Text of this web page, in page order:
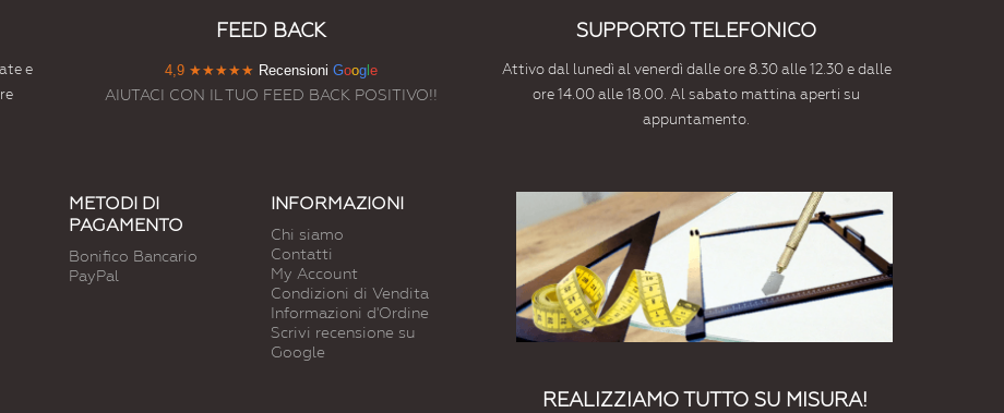
e
FEED BACK
4,9 ★★★★★ Recensioni Googl e
AIUTACI CON IL TUO FEED BACK POSITIVO!!
SUPPORTO TELEFONICO
Attivo dal lunedì al venerdì dalle ore 8.30 alle 12.30 e dalle
ore 14.00 alle 18.00. Al sabato mattina aperti su
appuntamento.
METODI DI
PAGAMENTO
Bonifico Bancario
PayPal
INFORMAZIONI
Chi siamo
Contatti
My Account
Condizioni di Vendita
Informazioni d'Ordine
Scrivi recensione su
Google
REALIZZIAMO TUTTO SU MISURA!